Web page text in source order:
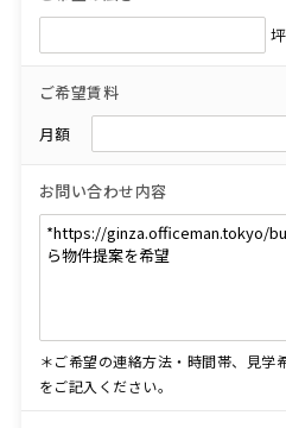
ご希望賃料
月額
お問い合わせ内容
＊ご希望の連絡方法・時間帯、見学
をご記入ください。